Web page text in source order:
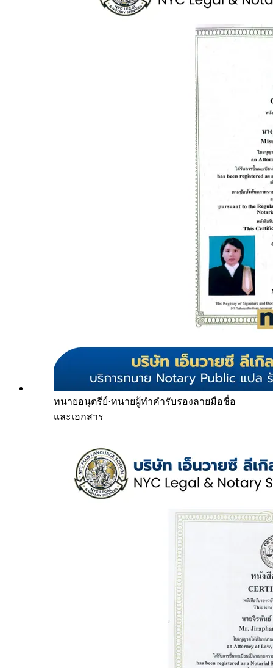
ทนายอนุตรีย์·ทนายผู้ทำคำรับรองลายมือชื่อ
และเอกสาร